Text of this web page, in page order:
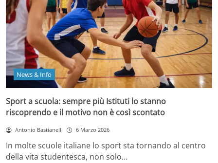
News & Info
Sport a scuola: sempre più Istituti lo stanno
riscoprendo e il motivo non è così scontato
Antonio Bastianelli 6 Marzo 2026
In molte scuole italiane lo sport sta tornando al centro
della vita studentesca, non solo…